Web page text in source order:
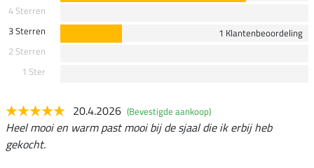
4 Sterren
3 Sterren
1 Klantenbeoordeling
2 Sterren
1 Ster
20.4.2026 (Bevestigde aankoop)
Heel mooi en warm past mooi bij de sjaal die ik erbij heb
gekocht.